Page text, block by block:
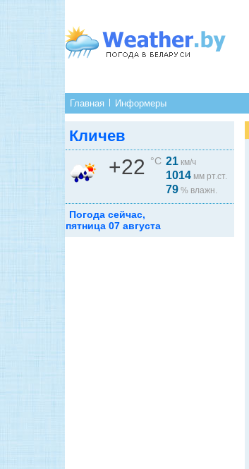
Главная Информеры
Кличев
+22 °C 21 км/ч
1014 мм рт.ст.
79 % влажн.
Погода сейчас,
пятница 07 августа